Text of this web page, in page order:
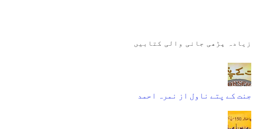
زیادہ پڑھی جانی والی کتابیں
جنت کے پتے ناول از نمرہ احمد